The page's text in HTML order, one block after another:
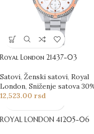
Royal London 21437-03
Satovi, Ženski satovi, Royal
London, Sniženje satova
12,523.00 rsd
ROYAL LONDON 41205-06